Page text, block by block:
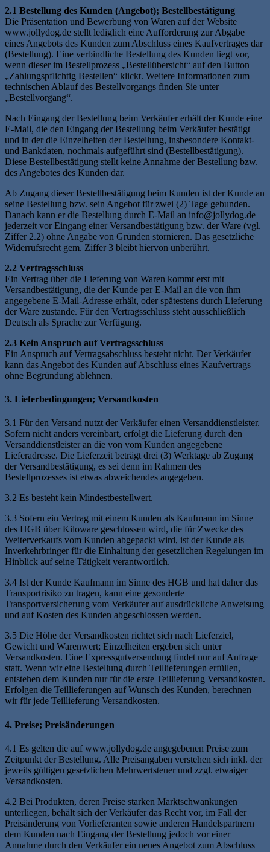
2.1 Bestellung des Kunden (Angebot); Bestellbestätigung
Die Präsentation und Bewerbung von Waren auf der Website
www.jollydog.de stellt lediglich eine Aufforderung zur Abgabe
eines Angebots des Kunden zum Abschluss eines Kaufvertrages dar
(Bestellung). Eine verbindliche Bestellung des Kunden liegt vor,
wenn dieser im Bestellprozess „Bestellübersicht“ auf den Button
„Zahlungspflichtig Bestellen“ klickt. Weitere Informationen zum
technischen Ablauf des Bestellvorgangs finden Sie unter
„Bestellvorgang“.
Nach Eingang der Bestellung beim Verkäufer erhält der Kunde eine
E-Mail, die den Eingang der Bestellung beim Verkäufer bestätigt
und in der die Einzelheiten der Bestellung, insbesondere Kontakt-
und Bankdaten, nochmals aufgeführt sind (Bestellbestätigung).
Diese Bestellbestätigung stellt keine Annahme der Bestellung bzw.
des Angebotes des Kunden dar.
Ab Zugang dieser Bestellbestätigung beim Kunden ist der Kunde an
seine Bestellung bzw. sein Angebot für zwei (2) Tage gebunden.
Danach kann er die Bestellung durch E-Mail an info@jollydog.de
jederzeit vor Eingang einer Versandbestätigung bzw. der Ware (vgl.
Ziffer 2.2) ohne Angabe von Gründen stornieren. Das gesetzliche
Widerrufsrecht gem. Ziffer 3 bleibt hiervon unberührt.
2.2 Vertragsschluss
Ein Vertrag über die Lieferung von Waren kommt erst mit
Versandbestätigung, die der Kunde per E-Mail an die von ihm
angegebene E-Mail-Adresse erhält, oder spätestens durch Lieferung
der Ware zustande. Für den Vertragsschluss steht ausschließlich
Deutsch als Sprache zur Verfügung.
2.3 Kein Anspruch auf Vertragsschluss
Ein Anspruch auf Vertragsabschluss besteht nicht. Der Verkäufer
kann das Angebot des Kunden auf Abschluss eines Kaufvertrags
ohne Begründung ablehnen.
3. Lieferbedingungen; Versandkosten
3.1 Für den Versand nutzt der Verkäufer einen Versanddienstleister.
Sofern nicht anders vereinbart, erfolgt die Lieferung durch den
Versanddienstleister an die von vom Kunden angegebene
Lieferadresse. Die Lieferzeit beträgt drei (3) Werktage ab Zugang
der Versandbestätigung, es sei denn im Rahmen des
Bestellprozesses ist etwas abweichendes angegeben.
3.2 Es besteht kein Mindestbestellwert.
3.3 Sofern ein Vertrag mit einem Kunden als Kaufmann im Sinne
des HGB über Kiloware geschlossen wird, die für Zwecke des
Weiterverkaufs vom Kunden abgepackt wird, ist der Kunde als
Inverkehrbringer für die Einhaltung der gesetzlichen Regelungen im
Hinblick auf seine Tätigkeit verantwortlich.
3.4 Ist der Kunde Kaufmann im Sinne des HGB und hat daher das
Transportrisiko zu tragen, kann eine gesonderte
Transportversicherung vom Verkäufer auf ausdrückliche Anweisung
und auf Kosten des Kunden abgeschlossen werden.
3.5 Die Höhe der Versandkosten richtet sich nach Lieferziel,
Gewicht und Warenwert; Einzelheiten ergeben sich unter
Versandkosten. Eine Expressgutversendung findet nur auf Anfrage
statt. Wenn wir eine Bestellung durch Teillieferungen erfüllen,
entstehen dem Kunden nur für die erste Teillieferung Versandkosten.
Erfolgen die Teillieferungen auf Wunsch des Kunden, berechnen
wir für jede Teillieferung Versandkosten.
4. Preise; Preisänderungen
4.1 Es gelten die auf www.jollydog.de angegebenen Preise zum
Zeitpunkt der Bestellung. Alle Preisangaben verstehen sich inkl. der
jeweils gültigen gesetzlichen Mehrwertsteuer und zzgl. etwaiger
Versandkosten.
4.2 Bei Produkten, deren Preise starken Marktschwankungen
unterliegen, behält sich der Verkäufer das Recht vor, im Fall der
Preisänderung von Vorlieferanten sowie anderen Handelspartnern
dem Kunden nach Eingang der Bestellung jedoch vor einer
Annahme durch den Verkäufer ein neues Angebot zum Abschluss